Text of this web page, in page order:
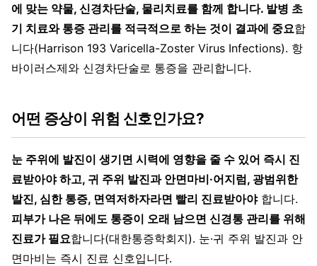
에 맞는 약물, 신경차단술, 물리치료를 함께 합니다. 발병 초
기 치료와 통증 관리를 적극적으로 하는 것이 결과에 중요합
니다(Harrison 193 Varicella-Zoster Virus Infections). 항
바이러스제와 신경차단술로 통증을 관리합니다.
어떤 증상이 위험 신호인가요?
눈 주위에 발진이 생기면 시력에 영향을 줄 수 있어 즉시 진
료받아야 하고, 귀 주위 발진과 안면마비·어지럼, 광범위한
발진, 심한 통증, 면역저하자라면 빨리 진료받아야합니다.
피부가 나은 뒤에도 통증이 오래 남으면 신경통 관리를 위해
진료가 필요합니다(대한통증학회지). 눈·귀 주위 발진과 안
면마비는 즉시 진료 신호입니다.